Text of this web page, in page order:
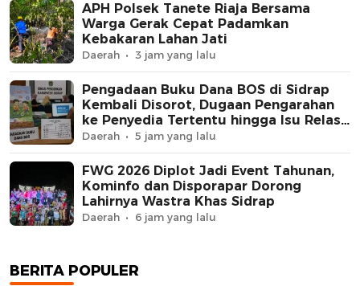
APH Polsek Tanete Riaja Bersama
Warga Gerak Cepat Padamkan
Kebakaran Lahan Jati
Daerah 3 jam yang lalu
Pengadaan Buku Dana BOS di Sidrap
Kembali Disorot, Dugaan Pengarahan
ke Penyedia Tertentu hingga Isu Relasi
Keluarga Pejabat Mengemuka
Daerah 5 jam yang lalu
FWG 2026 Diplot Jadi Event Tahunan,
Kominfo dan Disporapar Dorong
Lahirnya Wastra Khas Sidrap
Daerah 6 jam yang lalu
BERITA POPULER